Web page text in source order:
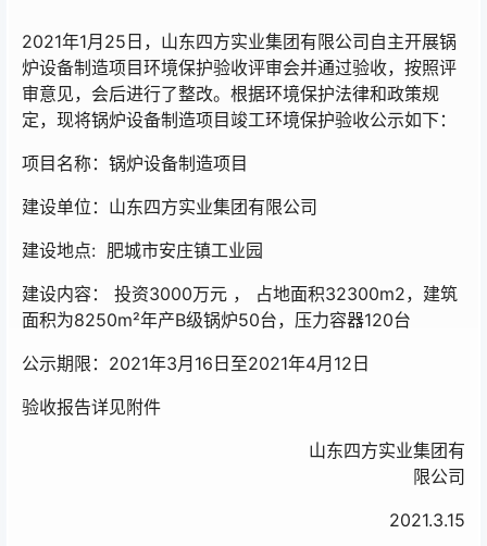
2021年1月25日，山东四方实业集团有限公司自主开展锅
炉设备制造项目环境保护验收评审会并通过验收，按照评
审意见，会后进行了整改。根据环境保护法律和政策规
定，现将锅炉设备制造项目竣工环境保护验收公示如下：
项目名称：锅炉设备制造项目
建设单位：山东四方实业集团有限公司
建设地点: 肥城市安庄镇工业园
建设内容： 投资3000万元 ， 占地面积32300m2，建筑
面积为8250m²年产B级锅炉50台，压力容器120台
公示期限：2021年3月16日至2021年4月12日
验收报告详见附件
山东四方实业集团有
限公司
2021.3.15